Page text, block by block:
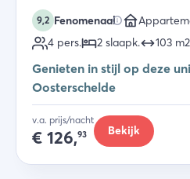
9,2 Fenomenaal
4 pers. 2 slaapk. 103 m2
Genieten in stijl op deze
Oosterschelde
v.a. prijs/nacht
€ 126,93 Bekijk